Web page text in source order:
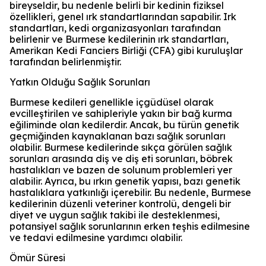
bireyseldir, bu nedenle belirli bir kedinin fiziksel
özellikleri, genel ırk standartlarından sapabilir. Irk
standartları, kedi organizasyonları tarafından
belirlenir ve Burmese kedilerinin ırk standartları,
Amerikan Kedi Fanciers Birliği (CFA) gibi kuruluşlar
tarafından belirlenmiştir.
Yatkın Olduğu Sağlık Sorunları
Burmese kedileri genellikle içgüdüsel olarak
evcilleştirilen ve sahipleriyle yakın bir bağ kurma
eğiliminde olan kedilerdir. Ancak, bu türün genetik
geçmiğinden kaynaklanan bazı sağlık sorunları
olabilir. Burmese kedilerinde sıkça görülen sağlık
sorunları arasında diş ve diş eti sorunları, böbrek
hastalıkları ve bazen de solunum problemleri yer
alabilir. Ayrıca, bu ırkın genetik yapısı, bazı genetik
hastalıklara yatkınlığı içerebilir. Bu nedenle, Burmese
kedilerinin düzenli veteriner kontrolü, dengeli bir
diyet ve uygun sağlık takibi ile desteklenmesi,
potansiyel sağlık sorunlarının erken teşhis edilmesine
ve tedavi edilmesine yardımcı olabilir.
Ömür Süresi